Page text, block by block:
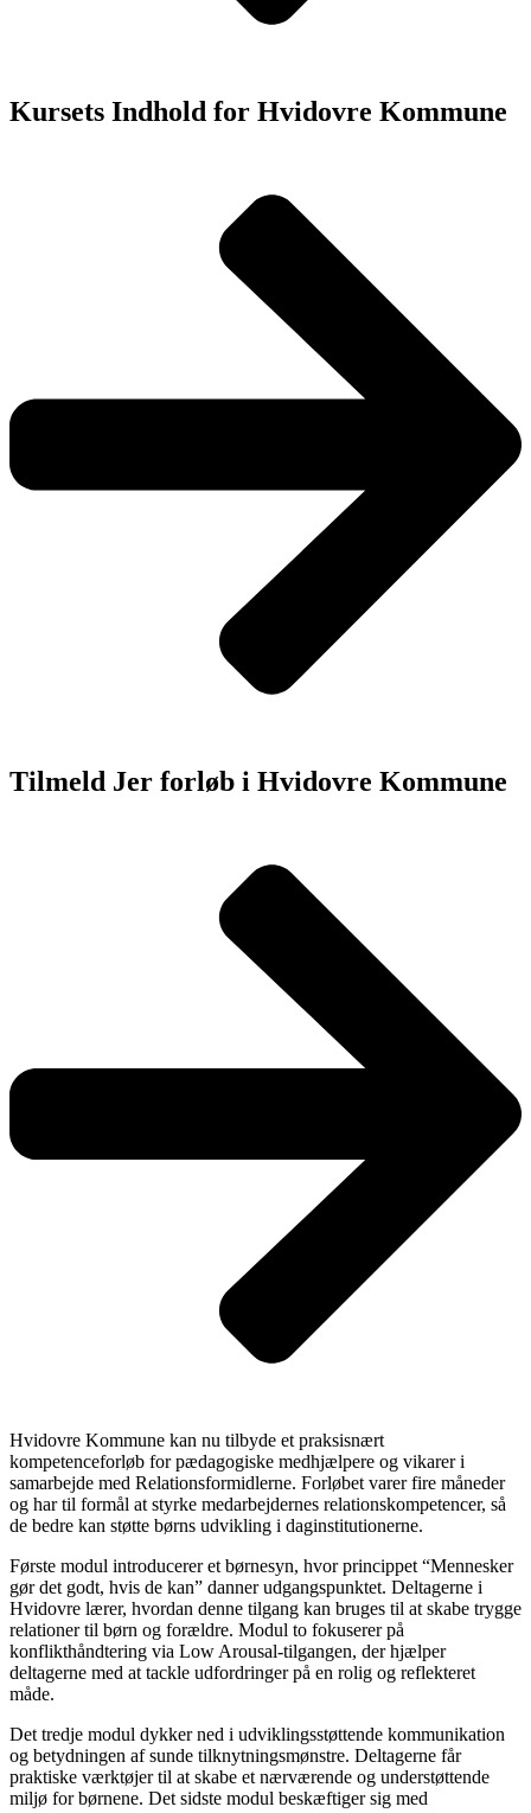
Kursets Indhold for Hvidovre Kommune
Tilmeld Jer forløb i Hvidovre Kommune
Hvidovre Kommune kan nu tilbyde et praksisnært
kompetenceforløb for pædagogiske medhjælpere og vikarer i
samarbejde med Relationsformidlerne. Forløbet varer fire måneder
og har til formål at styrke medarbejdernes relationskompetencer, så
de bedre kan støtte børns udvikling i daginstitutionerne.
Første modul introducerer et børnesyn, hvor princippet “Mennesker
gør det godt, hvis de kan” danner udgangspunktet. Deltagerne i
Hvidovre lærer, hvordan denne tilgang kan bruges til at skabe trygge
relationer til børn og forældre. Modul to fokuserer på
konflikthåndtering via Low Arousal-tilgangen, der hjælper
deltagerne med at tackle udfordringer på en rolig og reflekteret
måde.
Det tredje modul dykker ned i udviklingsstøttende kommunikation
og betydningen af sunde tilknytningsmønstre. Deltagerne får
praktiske værktøjer til at skabe et nærværende og understøttende
miljø for børnene. Det sidste modul beskæftiger sig med